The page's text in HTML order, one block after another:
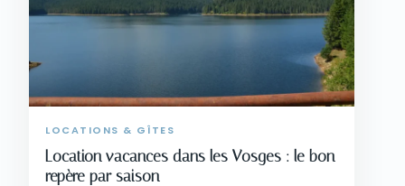
LOCATIONS & GÎTES
Location vacances dans les Vosges : le bon
repère par saison